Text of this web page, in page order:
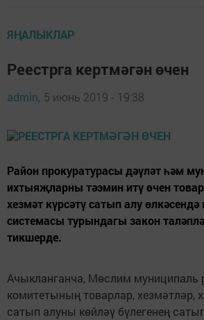
ЯҢАЛЫКЛАР
Реестрга кертмәгән өчен
admin, 5 июнь 2019 - 19:38
Район прокуратурасы дәүләт һәм
ихтыяҗларны тәэмин итү өчен
хезмәт күрсәтү сатып алу өлкәсендә
системасы турындагы закон
тикшерде.
Ачыкланганча, Мөслим
комитетының товарлар, хезмәтләр,
сатып алуны көйләү бүлегенең